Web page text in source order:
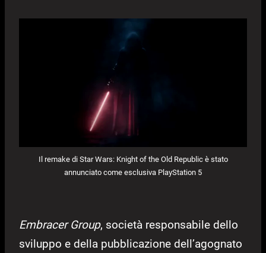
Il remake di Star Wars: Knight of the Old Republic è stato
annunciato come esclusiva PlayStation 5
Embracer Group, società responsabile dello
sviluppo e della pubblicazione dell’agognato